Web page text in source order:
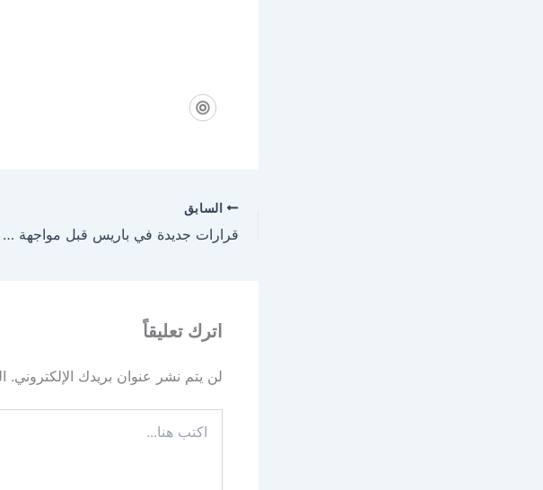
السابق
قرارات جديدة في باريس قبل مواجهة توتنهام: ما هو سر الاستبعاد؟
اترك تعليقاً
لن يتم نشر عنوان بريدك الإلكتروني.
هنا...